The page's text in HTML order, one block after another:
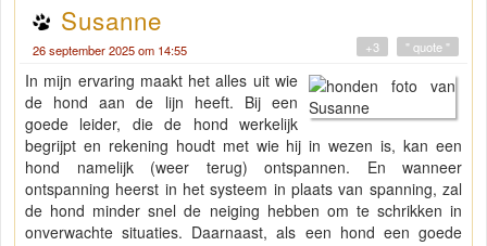
Susanne
26 september 2025 om 14:55 " quote "
+3
In mijn ervaring maakt het alles uit wie
de hond aan de lijn heeft. Bij een
goede leider, die de hond werkelijk
begrijpt en rekening houdt met wie hij in wezen is, kan een
hond namelijk (weer terug) ontspannen. En wanneer
ontspanning heerst in het systeem in plaats van spanning, zal
de hond minder snel de neiging hebben om te schrikken in
onverwachte situaties. Daarnaast, als een hond een goede